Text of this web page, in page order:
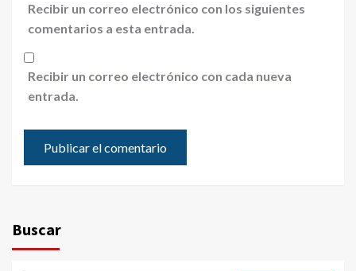
Recibir un correo electrónico con los siguientes
comentarios a esta entrada.
Recibir un correo electrónico con cada nueva
entrada.
Buscar